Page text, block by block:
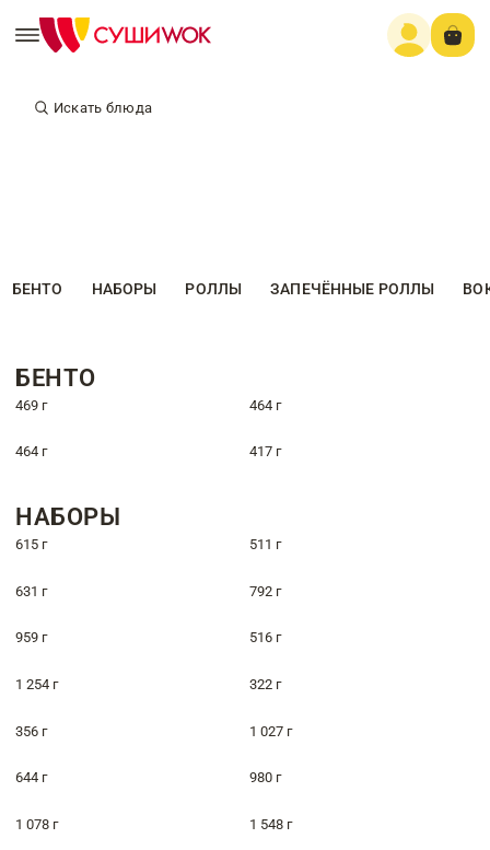
Искать блюда
БЕНТО НАБОРЫ РОЛЛЫ ЗАПЕЧЁННЫЕ РОЛЛЫ
БЕНТО
469 г 464 г
464 г 417 г
НАБОРЫ
615 г 511 г
631 г 792 г
959 г 516 г
1 254 г 322 г
356 г 1 027 г
644 г 980 г
1 078 г 1 548 г